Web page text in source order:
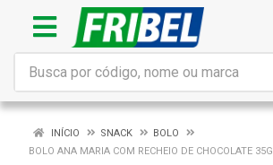
INÍCIO SNACK
BOLO
BOLO ANA MARIA COM RECHEIO DE CHOCOLATE 35G